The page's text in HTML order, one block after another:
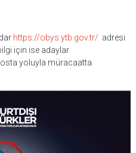
https://obys.ytb.gov.tr/ adresi
için ise adaylar
yoluyla müracaatta